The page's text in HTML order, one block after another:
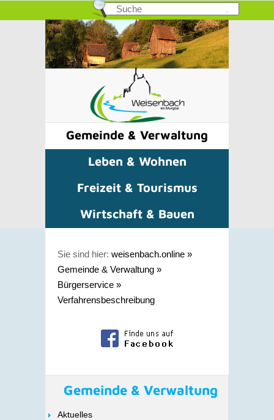
Gemeinde & Verwaltung
Leben & Wohnen
Freizeit & Tourismus
Wirtschaft & Bauen
Sie sind hier: weisenbach.online »
Gemeinde & Verwaltung »
Bürgerservice »
Verfahrensbeschreibung
Gemeinde & Verwaltung
Aktuelles